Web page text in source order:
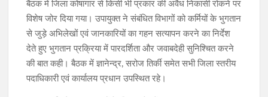
बैठक में जिला कोषागार से किसी भी प्रकार की अवैध निकासी रोकने पर
विशेष जोर दिया गया। उपायुक्त ने संबंधित विभागों को कर्मियों के भुगतान
से जुड़े अभिलेखों एवं जानकारियों का गहन सत्यापन करने का निर्देश
देते हुए भुगतान प्रक्रिया में पारदर्शिता और जवाबदेही सुनिश्चित करने
की बात कही। बैठक में ज्ञानेन्द्र, सरोज तिर्की समेत सभी जिला स्तरीय
पदाधिकारी एवं कार्यालय प्रधान उपस्थित रहे।